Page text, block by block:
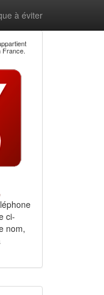
à éviter
France.
ci-
nom,